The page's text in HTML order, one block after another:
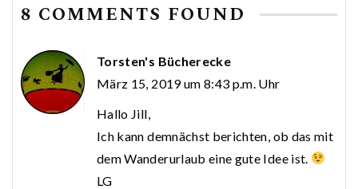
8 COMMENTS FOUND
Torsten's Bücherecke
März 15, 2019 um 8:43 p.m. Uhr
Hallo Jill,
Ich kann demnächst berichten, ob das mit
dem Wanderurlaub eine gute Idee ist.
LG